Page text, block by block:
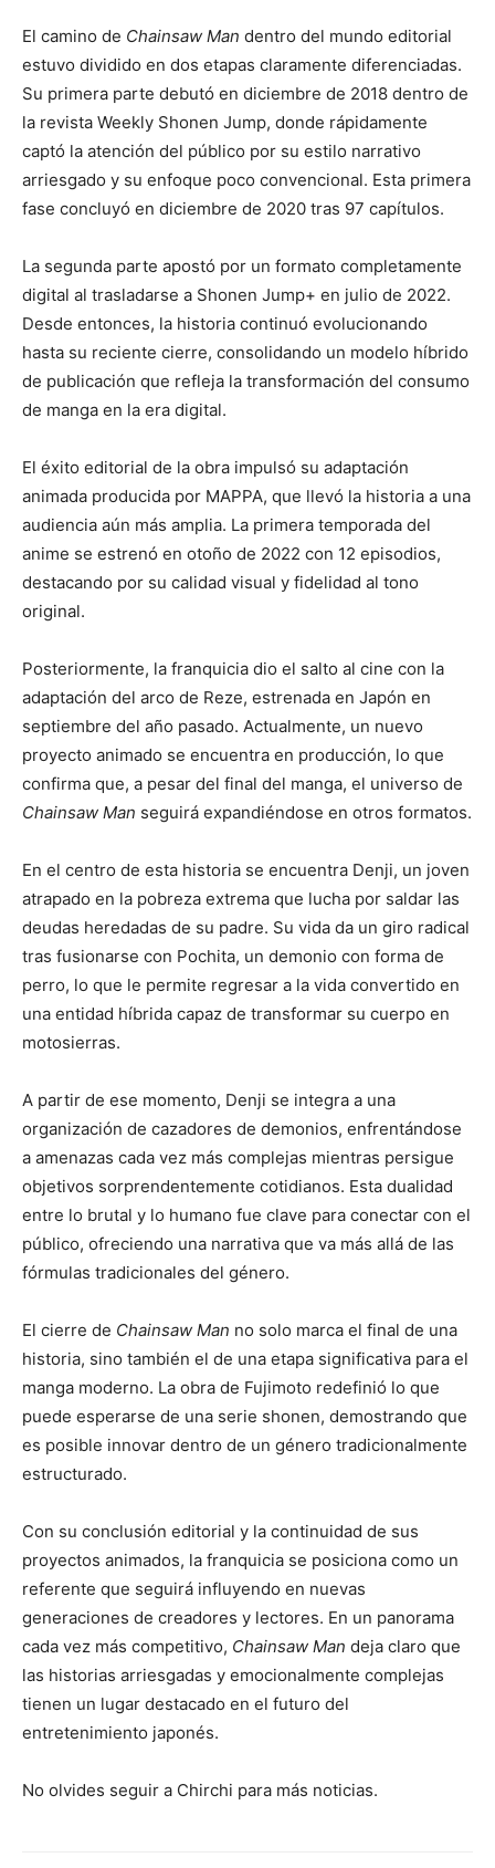
El camino de Chainsaw Man dentro del mundo editorial
estuvo dividido en dos etapas claramente diferenciadas.
Su primera parte debutó en diciembre de 2018 dentro de
la revista Weekly Shonen Jump, donde rápidamente
captó la atención del público por su estilo narrativo
arriesgado y su enfoque poco convencional. Esta primera
fase concluyó en diciembre de 2020 tras 97 capítulos.
La segunda parte apostó por un formato completamente
digital al trasladarse a Shonen Jump+ en julio de 2022.
Desde entonces, la historia continuó evolucionando
hasta su reciente cierre, consolidando un modelo híbrido
de publicación que refleja la transformación del consumo
de manga en la era digital.
El éxito editorial de la obra impulsó su adaptación
animada producida por MAPPA, que llevó la historia a una
audiencia aún más amplia. La primera temporada del
anime se estrenó en otoño de 2022 con 12 episodios,
destacando por su calidad visual y fidelidad al tono
original.
Posteriormente, la franquicia dio el salto al cine con la
adaptación del arco de Reze, estrenada en Japón en
septiembre del año pasado. Actualmente, un nuevo
proyecto animado se encuentra en producción, lo que
confirma que, a pesar del final del manga, el universo de
Chainsaw Man seguirá expandiéndose en otros formatos.
En el centro de esta historia se encuentra Denji, un joven
atrapado en la pobreza extrema que lucha por saldar las
deudas heredadas de su padre. Su vida da un giro radical
tras fusionarse con Pochita, un demonio con forma de
perro, lo que le permite regresar a la vida convertido en
una entidad híbrida capaz de transformar su cuerpo en
motosierras.
A partir de ese momento, Denji se integra a una
organización de cazadores de demonios, enfrentándose
a amenazas cada vez más complejas mientras persigue
objetivos sorprendentemente cotidianos. Esta dualidad
entre lo brutal y lo humano fue clave para conectar con el
público, ofreciendo una narrativa que va más allá de las
fórmulas tradicionales del género.
El cierre de Chainsaw Man no solo marca el final de una
historia, sino también el de una etapa significativa para el
manga moderno. La obra de Fujimoto redefinió lo que
puede esperarse de una serie shonen, demostrando que
es posible innovar dentro de un género tradicionalmente
estructurado.
Con su conclusión editorial y la continuidad de sus
proyectos animados, la franquicia se posiciona como un
referente que seguirá influyendo en nuevas
generaciones de creadores y lectores. En un panorama
cada vez más competitivo, Chainsaw Man deja claro que
las historias arriesgadas y emocionalmente complejas
tienen un lugar destacado en el futuro del
entretenimiento japonés.
No olvides seguir a Chirchi para más noticias.